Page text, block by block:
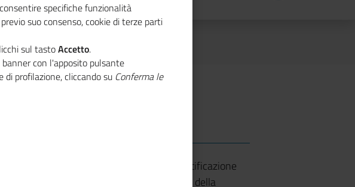
cittadini e imprese verso i modelli di certificazione
o enti di rappresentanza del mondo della
specifiche funzionalità
suo consenso, cookie di terze parti
sul tastoAccetto.
con l'apposito pulsante
di profilazione, cliccando su Conferma le